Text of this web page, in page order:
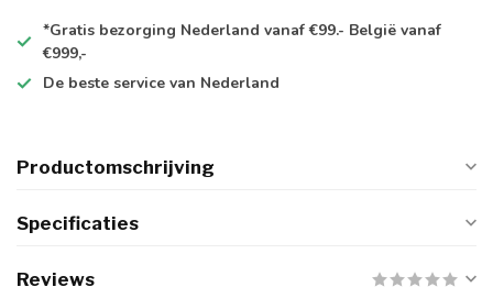
*Gratis bezorging Nederland vanaf €99.- België vanaf
€999,-
De beste service van Nederland
Productomschrijving
Specificaties
Reviews